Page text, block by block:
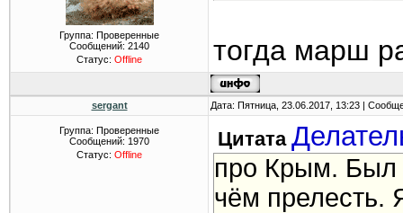
Группа: Проверенные
Сообщений: 2140
Статус: Offline тогда марш
sergant Дата: Пятница, 23.06.2017, 13:23 |
Группа: Проверенные
Сообщений: 1970
Статус: Offline
Цитата
про Крым. Был
чём прелесть.